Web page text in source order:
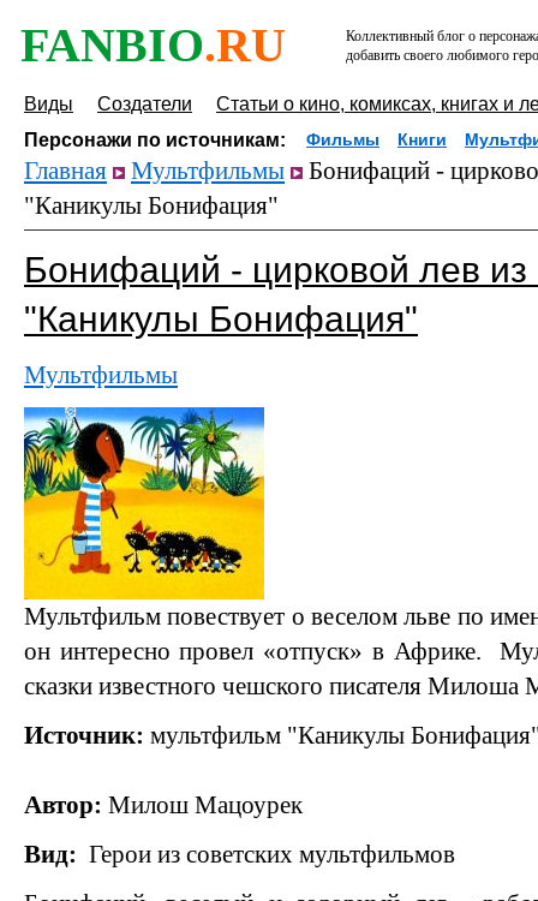
FANBIO.RU
Коллективный блог о
добавить своего любимого
Виды Создатели
Статьи о кино, комиксах, книгах и
Персонажи по источникам:
Фильмы Книги
Главная Мультфильмы
Бонифаций -
"Каникулы Бонифация"
Бонифаций - цирковой лев
"Каникулы Бонифация"
Мультфильмы
Мультфильм повествует о веселом льве по
он интересно провел «отпуск» в Африке.
сказки известного чешского писателя Милоша
Источник: мультфильм "Каникулы
Автор: Милош Мацоурек
Вид: Герои из советских мультфильмов